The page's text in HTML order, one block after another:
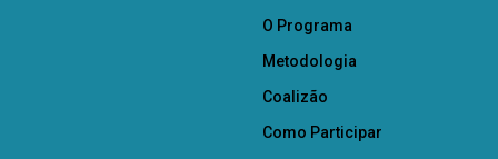
O Programa
Metodologia
Coalizão
Como Participar